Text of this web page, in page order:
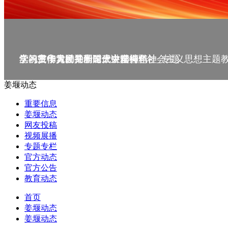
庆祝中华人民共和国成立75周年
学习贯彻党的二十届三中全会精神_专题
党的二十大精神理论大讲堂--理论
学习宣传贯彻党的二十大精神
学习贯彻习近平新时代中国特色社会主义思想主题
姜堰动态
重要信息
姜堰动态
网友投稿
视频展播
专题专栏
官方动态
官方公告
教育动态
首页
姜堰动态
姜堰动态